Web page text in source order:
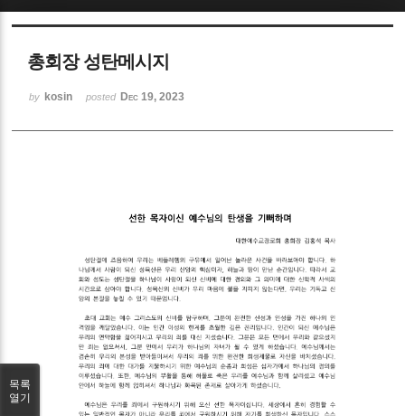
총회장 성탄메시지
by kosin posted Dec 19, 2023
목록
열기
Sketchbook5, 스케치북5
Sketchbook5, 스케치북5